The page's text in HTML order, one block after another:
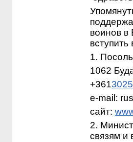
воинов в
вступить
1.
1062
+361
e-mail:
сайт:
2.
связям и